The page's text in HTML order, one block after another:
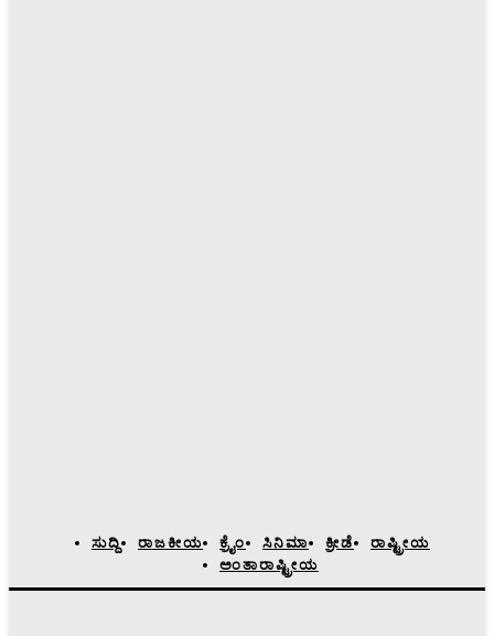
ಸುದ್ದಿ ರಾಜಕೀಯ ಕ್ರೈಂ ಸಿನಿಮಾ ಕ್ರೀಡೆ
ರಾಷ್ಟ್ರೀಯ
ಅಂತಾರಾಷ್ಟ್ರೀಯ